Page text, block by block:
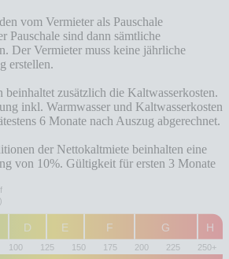
vom Vermieter als Pauschale
Pauschale sind dann sämtliche
Der Vermieter muss keine jährliche
erstellen.
zusätzlich die Kaltwasserkosten.
inkl. Warmwasser und Kaltwasserkosten
6 Monate nach Auszug abgerechnet.
der Nettokaltmiete beinhalten eine
von 10%. Gültigkeit für ersten 3 Monate
100 125 150 175 200 225 250+
H
G
F
E
D